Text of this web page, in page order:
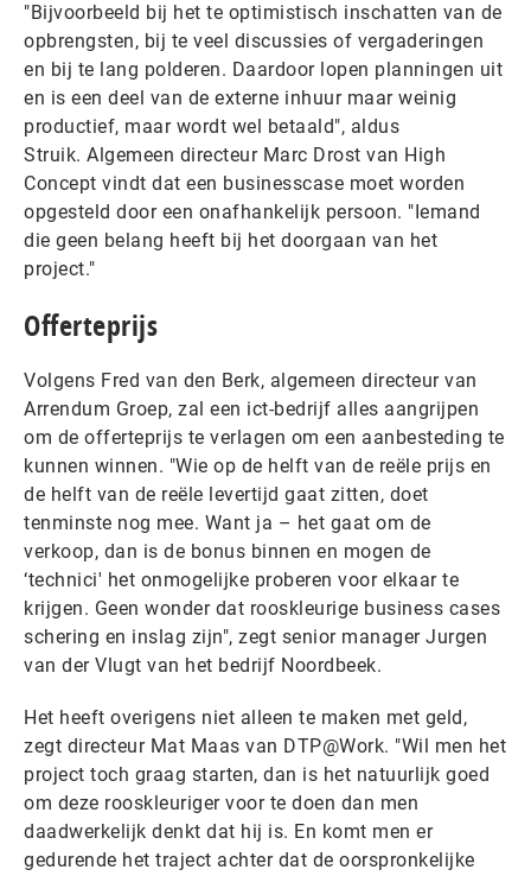
"Bijvoorbeeld bij het te optimistisch inschatten van de
opbrengsten, bij te veel discussies of vergaderingen
en bij te lang polderen. Daardoor lopen planningen uit
en is een deel van de externe inhuur maar weinig
productief, maar wordt wel betaald", aldus
Struik. Algemeen directeur Marc Drost van High
Concept vindt dat een businesscase moet worden
opgesteld door een onafhankelijk persoon. "Iemand
die geen belang heeft bij het doorgaan van het
project."
Offerteprijs
Volgens Fred van den Berk, algemeen directeur van
Arrendum Groep, zal een ict-bedrijf alles aangrijpen
om de offerteprijs te verlagen om een aanbesteding te
kunnen winnen. "Wie op de helft van de reële prijs en
de helft van de reële levertijd gaat zitten, doet
tenminste nog mee. Want ja – het gaat om de
verkoop, dan is de bonus binnen en mogen de
‘technici' het onmogelijke proberen voor elkaar te
krijgen. Geen wonder dat rooskleurige business cases
schering en inslag zijn", zegt senior manager Jurgen
van der Vlugt van het bedrijf Noordbeek.
Het heeft overigens niet alleen te maken met geld,
zegt directeur Mat Maas van DTP@Work. "Wil men het
project toch graag starten, dan is het natuurlijk goed
om deze rooskleuriger voor te doen dan men
daadwerkelijk denkt dat hij is. En komt men er
gedurende het traject achter dat de oorspronkelijke